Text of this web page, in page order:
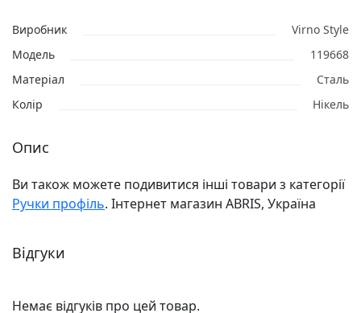
Виробник
Virno Style
Модель
119668
Матеріал
Сталь
Колір
Нікель
Опис
Ви також можете подивитися інші товари з категорії
Ручки профіль. Інтернет магазин ABRIS, Україна
Відгуки
Немає відгуків про цей товар.